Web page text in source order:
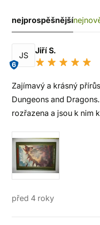
nejprospěšnější
JS
6
Jiří S.
Zajímavý a krásný
Dungeons and
rozřazena a jsou k nim
před 4 roky